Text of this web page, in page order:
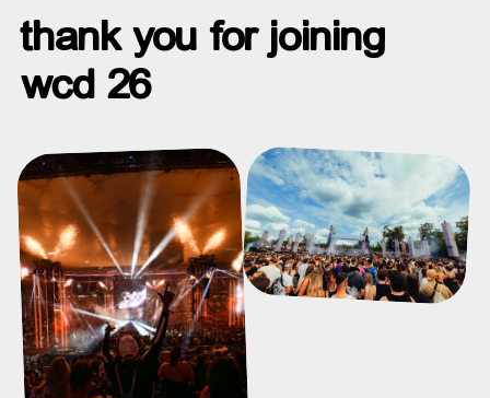
thank you for joining
wcd 26